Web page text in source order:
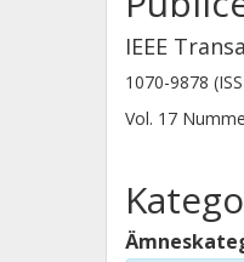
Forskning
IEEE
1070-9878
Vol. 17